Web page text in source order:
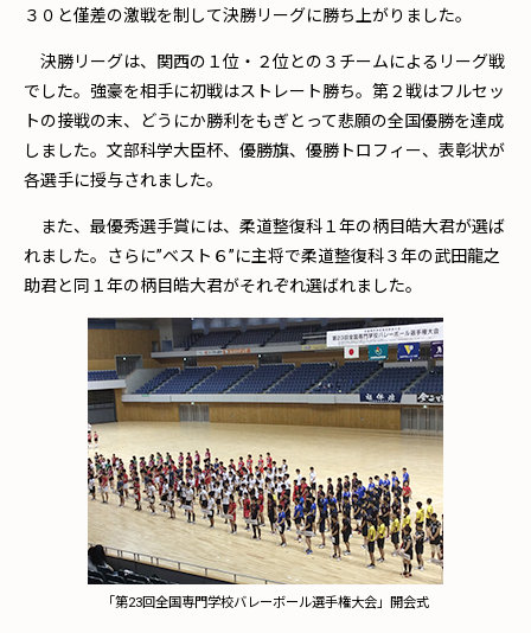
３０と僅差の激戦を制して決勝リーグに勝ち上がりました。
決勝リーグは、関西の１位・２位との３チームによるリーグ戦
でした。強豪を相手に初戦はストレート勝ち。第２戦はフルセッ
トの接戦の末、どうにか勝利をもぎとって悲願の全国優勝を達成
しました。文部科学大臣杯、優勝旗、優勝トロフィー、表彰状が
各選手に授与されました。
また、最優秀選手賞には、柔道整復科１年の柄目皓大君が選ば
れました。さらに”ベスト６”に主将で柔道整復科３年の武田龍之
助君と同１年の柄目皓大君がそれぞれ選ばれました。
「第23回全国専門学校バレーボール選手権大会」開会式